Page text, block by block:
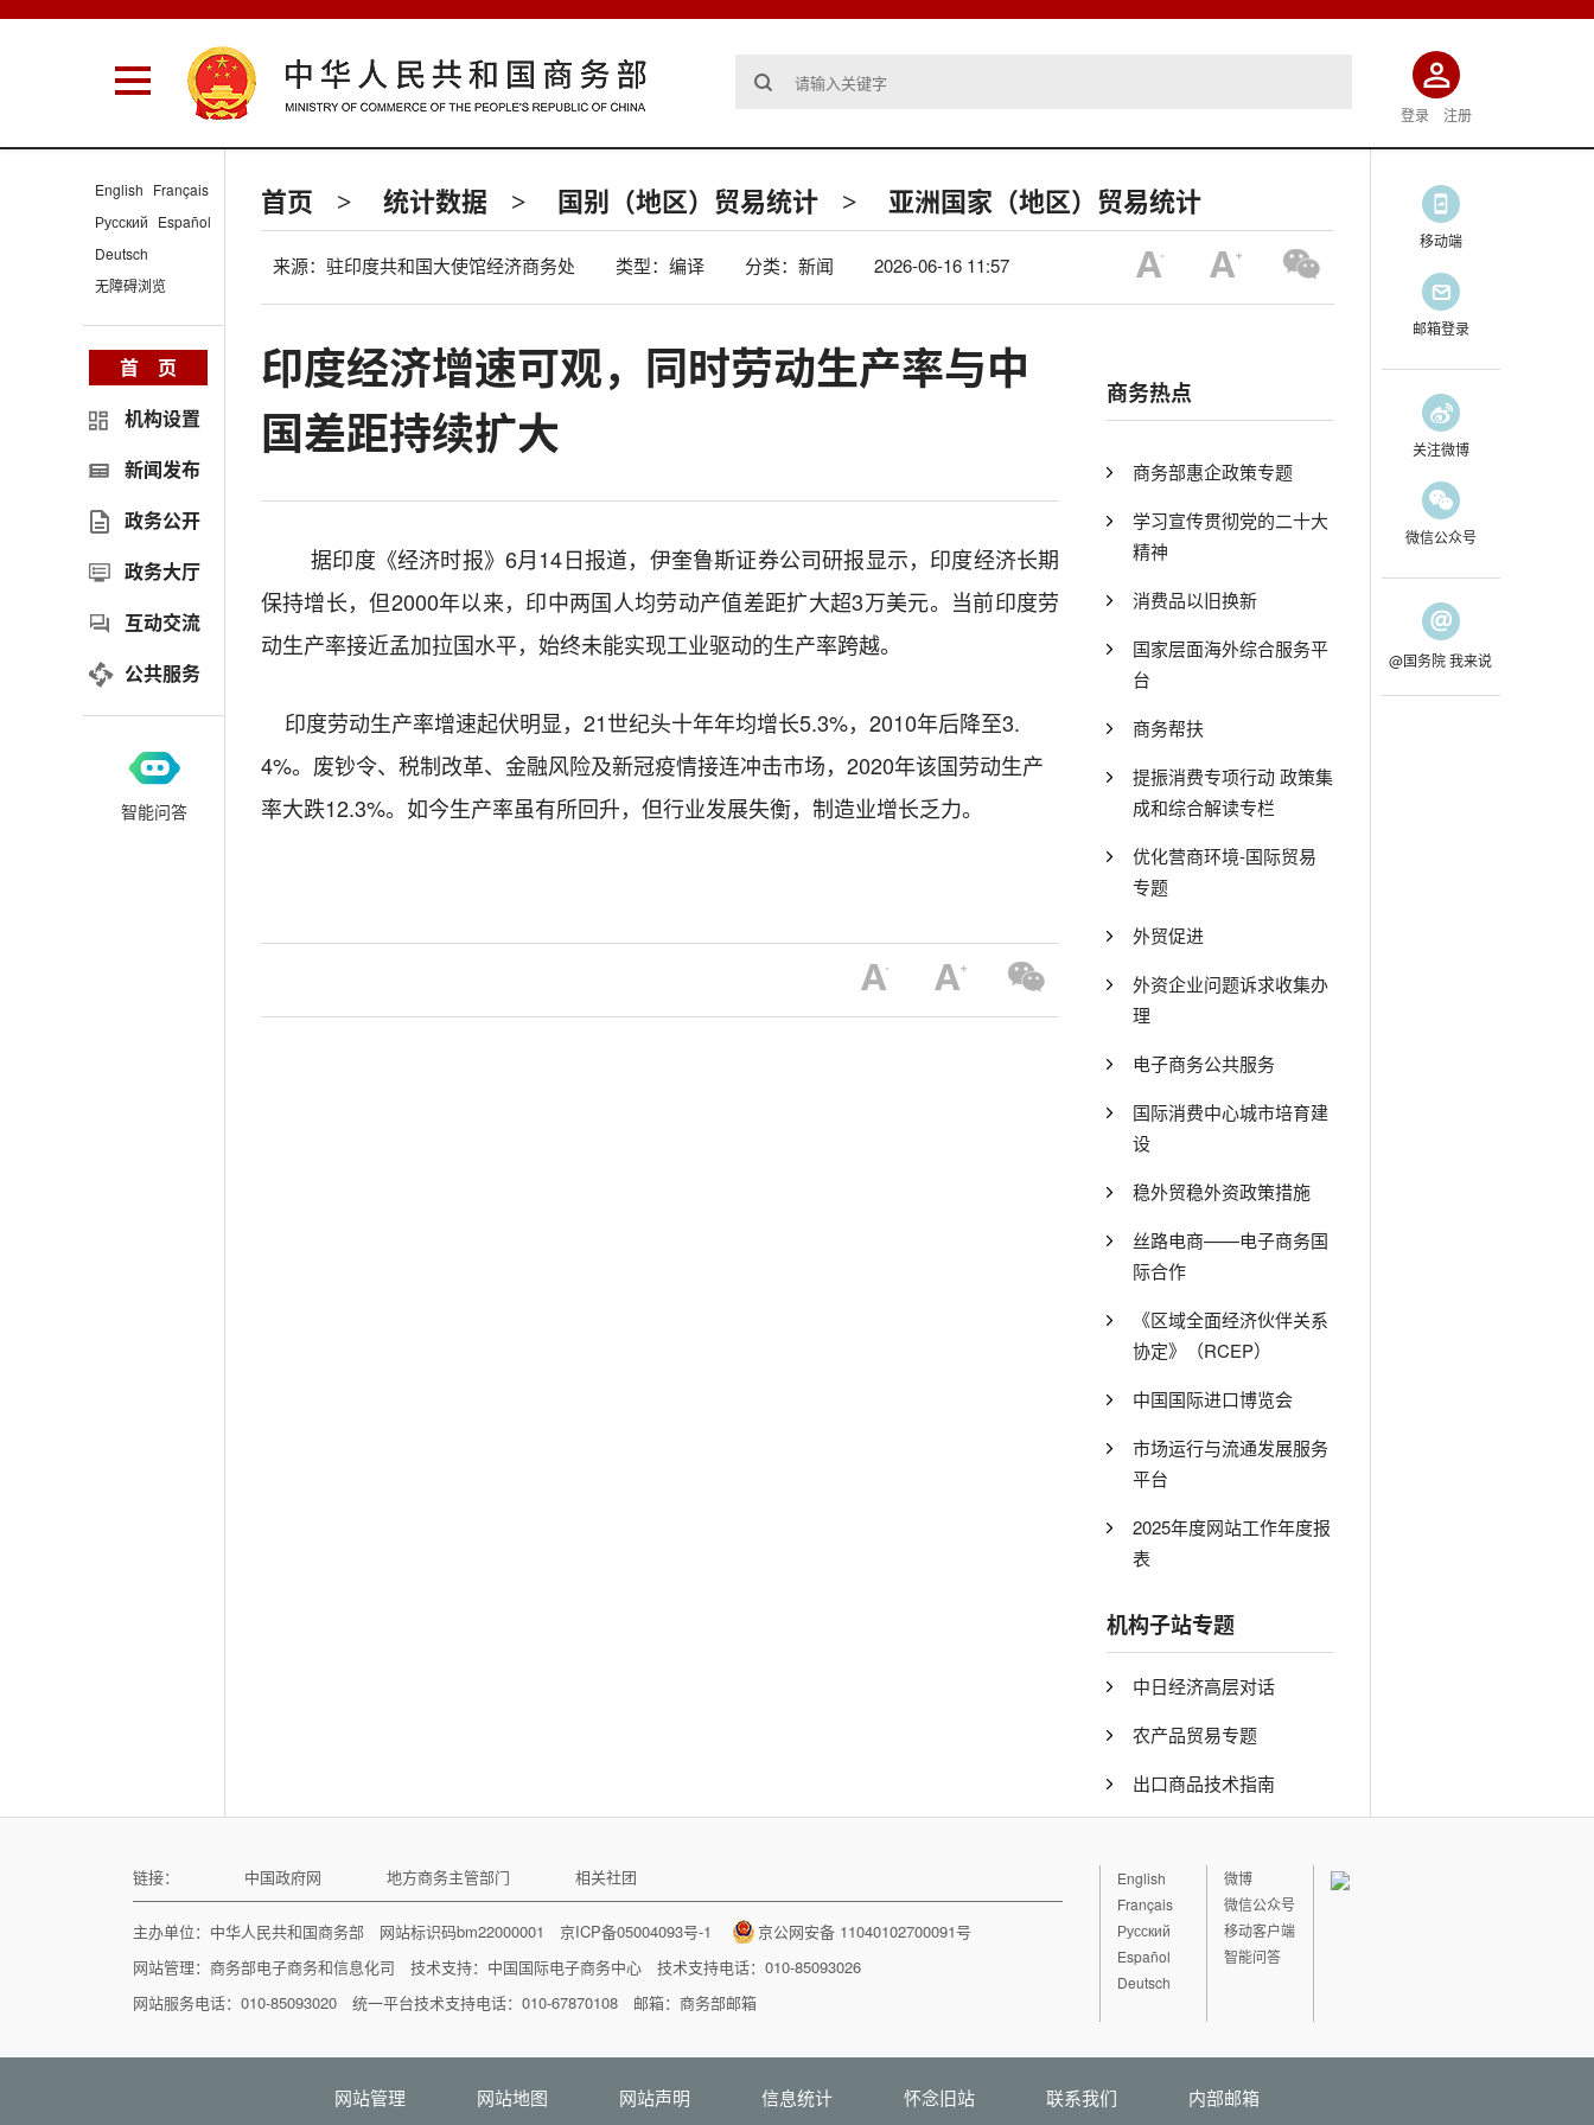
登录 注册
首页 > 统计数据 > 国别（地区）贸易统计 > 亚洲国家（地区）贸易统计
来源：驻印度共和国大使馆经济商务处 类型：编译 分类：新闻 2026-06-16 11:57
印度经济增速可观，同时劳动生产率与中
国差距持续扩大
据印度《经济时报》6月14日报道，伊奎鲁斯证券公司研报显示，印度经济长期
保持增长，但2000年以来，印中两国人均劳动产值差距扩大超3万美元。当前印度劳
动生产率接近孟加拉国水平，始终未能实现工业驱动的生产率跨越。
印度劳动生产率增速起伏明显， 21世纪头十年年均增长5.3%， 2010年后降至3.
4%。废钞令、税制改革、金融风险及新冠疫情接连冲击市场， 2020年该国劳动生产
率大跌12.3%。如今生产率虽有所回升，但行业发展失衡，制造业增长乏力。
商务热点
商务部惠企政策专题
学习宣传贯彻党的二十大
精神
消费品以旧换新
国家层面海外综合服务平
台
商务帮扶
提振消费专项行动 政策集
成和综合解读专栏
优化营商环境-国际贸易
专题
外贸促进
外资企业问题诉求收集办
理
电子商务公共服务
国际消费中心城市培育建
设
稳外贸稳外资政策措施
丝路电商——电子商务国
际合作
《区域全面经济伙伴关系
协定》（RCEP）
中国国际进口博览会
市场运行与流通发展服务
平台
2025年度网站工作年度报
表
机构子站专题
中日经济高层对话
农产品贸易专题
出口商品技术指南
English Français
Русский Español
Deutsch
无障碍浏览
首 页
机构设置
新闻发布
政务公开
政务大厅
互动交流
公共服务
智能问答
移动端
邮箱登录
关注微博
微信公众号
@国务院 我来说
链接： 中国政府网 地方商务主管部门 相关社团
主办单位：中华人民共和国商务部 网站标识码bm22000001京ICP备05004093号-1
京公网安备 11040102700091号
网站管理：商务部电子商务和信息化司 技术支持： 中国国际电子商务中心 技术支持电话：010-85093026
网站服务电话：010-85093020 统一平台技术支持电话：010-67870108 邮箱：商务部邮箱
English
Français
Русский
Español
Deutsch
微博
微信公众号
移动客户端
智能问答
网站管理 网站地图 网站声明 信息统计 怀念旧站 联系我们 内部邮箱